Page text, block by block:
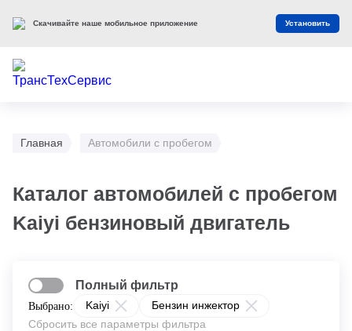
Главная Автомобили с пробегом
Каталог автомобилей с пробегом
Kaiyi бензиновый двигатель
Выбрано: Kaiyi
Бензин инжектор
Сбросить все параметры фильтра
Полный фильтр
Скачивайте наше мобильное приложение Установить